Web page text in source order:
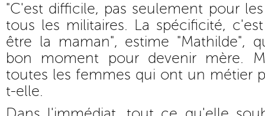
"C'est difficile, pas seulement pour
tous les militaires. La spécificité,
être la maman", estime "Mathilde",
bon moment pour devenir mère.
toutes les femmes qui ont un métier
t-elle.